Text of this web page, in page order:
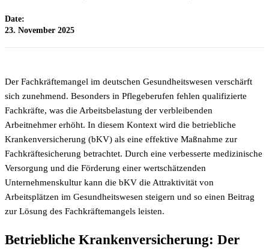
Date:
23. November 2025
Der Fachkräftemangel im deutschen Gesundheitswesen verschärft
sich zunehmend. Besonders in Pflegeberufen fehlen qualifizierte
Fachkräfte, was die Arbeitsbelastung der verbleibenden
Arbeitnehmer erhöht. In diesem Kontext wird die betriebliche
Krankenversicherung (bKV) als eine effektive Maßnahme zur
Fachkräftesicherung betrachtet. Durch eine verbesserte medizinische
Versorgung und die Förderung einer wertschätzenden
Unternehmenskultur kann die bKV die Attraktivität von
Arbeitsplätzen im Gesundheitswesen steigern und so einen Beitrag
zur Lösung des Fachkräftemangels leisten.
Betriebliche Krankenversicherung: Der